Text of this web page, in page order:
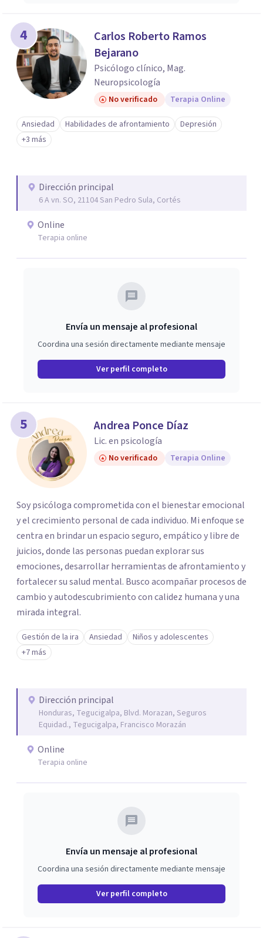
4
Carlos Roberto Ramos
Bejarano
Psicólogo clínico, Mag.
Neuropsicología
No verificado Terapia Online
Ansiedad Habilidades de afrontamiento
Depresión
+3 más
Dirección principal
6 A vn. SO, 21104 San Pedro Sula, Cortés
Online
Terapia online
Envía un mensaje al profesional
Coordina una sesión directamente mediante mensaje
Ver perfil completo
5 Andrea Ponce Díaz
Lic. en psicología
No verificado Terapia Online
Soy psicóloga comprometida con el bienestar emocional
y el crecimiento personal de cada individuo. Mi enfoque se
centra en brindar un espacio seguro, empático y libre de
juicios, donde las personas puedan explorar sus
emociones, desarrollar herramientas de afrontamiento y
fortalecer su salud mental. Busco acompañar procesos de
cambio y autodescubrimiento con calidez humana y una
mirada integral.
Gestión de la ira Ansiedad
Niños y adolescentes
+7 más
Dirección principal
Honduras, Tegucigalpa, Blvd. Morazan, Seguros
Equidad., Tegucigalpa, Francisco Morazán
Online
Terapia online
Envía un mensaje al profesional
Coordina una sesión directamente mediante mensaje
Ver perfil completo